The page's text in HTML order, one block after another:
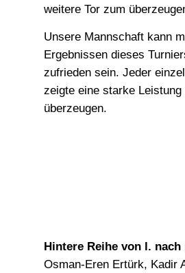
weitere Tor zum
Unsere Mannschaft kann
Ergebnissen dieses
zufrieden sein. Jeder
zeigte eine starke
überzeugen.
Hintere Reihe von l. nach
Osman-Eren Ertürk, Kadir